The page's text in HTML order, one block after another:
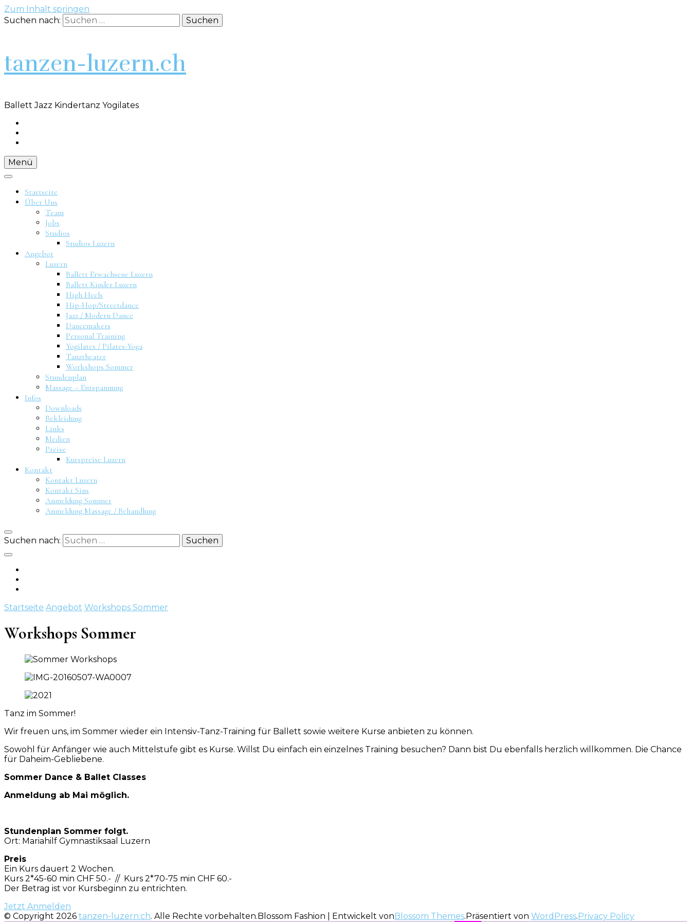
Zum Inhalt springen
Suchen nach:
tanzen-luzern.ch
Ballett Jazz Kindertanz Yogilates
Menü
Startseite
Über Uns
Team
Jobs
Studios
Studios Luzern
Angebot
Luzern
Ballett Erwachsene Luzern
Ballett Kinder Luzern
High Heels
Hip-Hop/Streetdance
Jazz / Modern Dance
Dancemakers
Personal Training
Yogilates / Pilates-Yoga
Tanztheater
Workshops Sommer
Stundenplan
Massage – Entspannung
Infos
Downloads
Bekleidung
Links
Medien
Preise
Kurspreise Luzern
Kontakt
Kontakt Luzern
Kontakt Sins
Anmeldung Sommer
Anmeldung Massage / Behandlung
Suchen nach:
Startseite Angebot Workshops Sommer
Workshops Sommer
Tanz im Sommer!
Wir freuen uns, im Sommer wieder ein Intensiv-Tanz-Training für Ballett sowie weitere Kurse anbieten zu können.
Sowohl für Anfänger wie auch Mittelstufe gibt es Kurse. Willst Du einfach ein einzelnes Training besuchen? Dann bist Du ebenfalls herzlich willkommen. Die Chance
für Daheim-Gebliebene.
Sommer Dance & Ballet Classes
Anmeldung ab Mai möglich.
Stundenplan Sommer folgt.
Ort: Mariahilf Gymnastiksaal Luzern
Preis
Ein Kurs dauert 2 Wochen.
Kurs 2*45-60 min CHF 50.- // Kurs 2*70-75 min CHF 60.-
Der Betrag ist vor Kursbeginn zu entrichten.
Jetzt Anmelden
© Copyright 2026 tanzen-luzern.ch. Alle Rechte vorbehalten.Blossom Fashion | Entwickelt vonBlossom Themes.Präsentiert von WordPress.Privacy Policy